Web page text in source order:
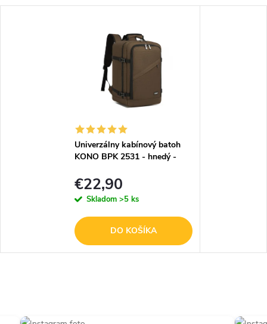
Univerzálny kabínový batoh
KONO BPK 2531 - hnedý -
€22,90
Skladom >5 ks
DO KOŠÍKA